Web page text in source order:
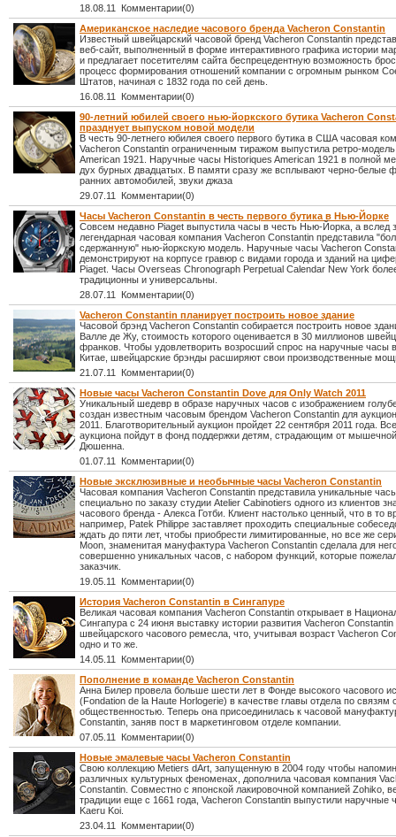
18.08.11 Комментарии(0)
Американское наследие часового бренда Vacheron Constantin
Известный швейцарский часовой бренд Vacheron Constantin
веб-сайт, выполненный в форме интерактивного графика истории
и предлагает посетителям сайта беспрецедентную возможность
процесс формирования отношений компании с огромным рынком
Штатов, начиная с 1832 года по сей день.
16.08.11 Комментарии(0)
90-летний юбилей своего нью-йоркского бутика Vacheron
празднует выпуском новой модели
В честь 90-летнего юбилея своего первого бутика в США часовая
Vacheron Constantin ограниченным тиражом выпустила ретро-
American 1921. Наручные часы Historiques American 1921 в полной
дух бурных двадцатых. В памяти сразу же всплывают черно-белые
ранних автомобилей, звуки джаза
29.07.11 Комментарии(0)
Часы Vacheron Constantin в честь первого бутика в Нью-Йорке
Совсем недавно Piaget выпустила часы в честь Нью-Йорка, а вслед
легендарная часовая компания Vacheron Constantin представила
сдержанную" нью-йоркскую модель. Наручные часы Vacheron
демонстрируют на корпусе гравюр с видами города и зданий на
Piaget. Часы Overseas Chronograph Perpetual Calendar New York
традиционны и универсальны.
28.07.11 Комментарии(0)
Vacheron Constantin планирует построить новое здание
Часовой брэнд Vacheron Constantin собирается построить новое
Валле де Жу, стоимость которого оценивается в 30 миллионов
франков. Чтобы удовлетворить возросший спрос на наручные часы
Китае, швейцарские брэнды расширяют свои производственные
21.07.11 Комментарии(0)
Новые часы Vacheron Constantin Dove для Only Watch 2011
Уникальный шедевр в образе наручных часов с изображением
создан известным часовым брендом Vacheron Constantin для
2011. Благотворительный аукцион пройдет 22 сентября 2011 года.
аукциона пойдут в фонд поддержки детям, страдающим от
Дюшенна.
01.07.11 Комментарии(0)
Новые эксклюзивные и необычные часы Vacheron Constantin
Часовая компания Vacheron Constantin представила уникальные
специально по заказу студии Atelier Cabinotiers одного из клиентов
часового бренда - Алекса Готби. Клиент настолько ценный, что в то
например, Patek Philippe заставляет проходить специальные
ждать до пяти лет, чтобы приобрести лимитированные, но все же
Moon, знаменитая мануфактура Vacheron Constantin сделала для
совершенно уникальных часов, с набором функций, которые
заказчик.
19.05.11 Комментарии(0)
История Vacheron Constantin в Сингапуре
Великая часовая компания Vacheron Constantin открывает в
Сингапура с 24 июня выставку истории развития Vacheron Constantin
швейцарского часового ремесла, что, учитывая возраст Vacheron
одно и то же.
14.05.11 Комментарии(0)
Пополнение в команде Vacheron Constantin
Анна Билер провела больше шести лет в Фонде высокого часового
(Fondation de la Haute Horlogerie) в качестве главы отдела по связям
общественностью. Теперь она присоединилась к часовой
Constantin, заняв пост в маркетинговом отделе компании.
07.05.11 Комментарии(0)
Новые эмалевые часы Vacheron Constantin
Свою коллекцию Metiers dArt, запущенную в 2004 году чтобы
различных культурных феноменах, дополнила часовая компания
Constantin. Совместно с японской лакировочной компанией Zohiko,
традиции еще с 1661 года, Vacheron Constantin выпустили наручные
Kaeru Koi.
23.04.11 Комментарии(0)